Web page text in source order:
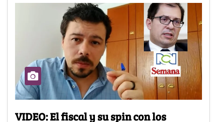
VIDEO: El fiscal y su spin con los